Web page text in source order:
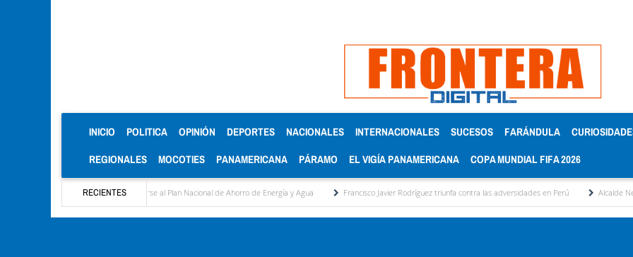
INICIO (CURRENT)
POLITICA OPINIÓN DEPORTES NACIONALES INTERNACIONALES SUCESOS FARÁNDULA
REGIONALES MOCOTIES PANAMERICANA PÁRAMO EL VIGÍA PANAMERICANA COPA MUNDIAL FIFA 2026
RECIENTES
laboral para sumarse al Plan Nacional de Ahorro de Energía y Agua Francisco Javier Rodríguez triunfa contra las adversidades en Perú Alcalde Nelson Álvarez